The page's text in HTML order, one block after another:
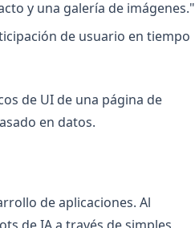
y una galería de imágenes."
de usuario en tiempo
de UI de una página de
en datos.
de aplicaciones. Al